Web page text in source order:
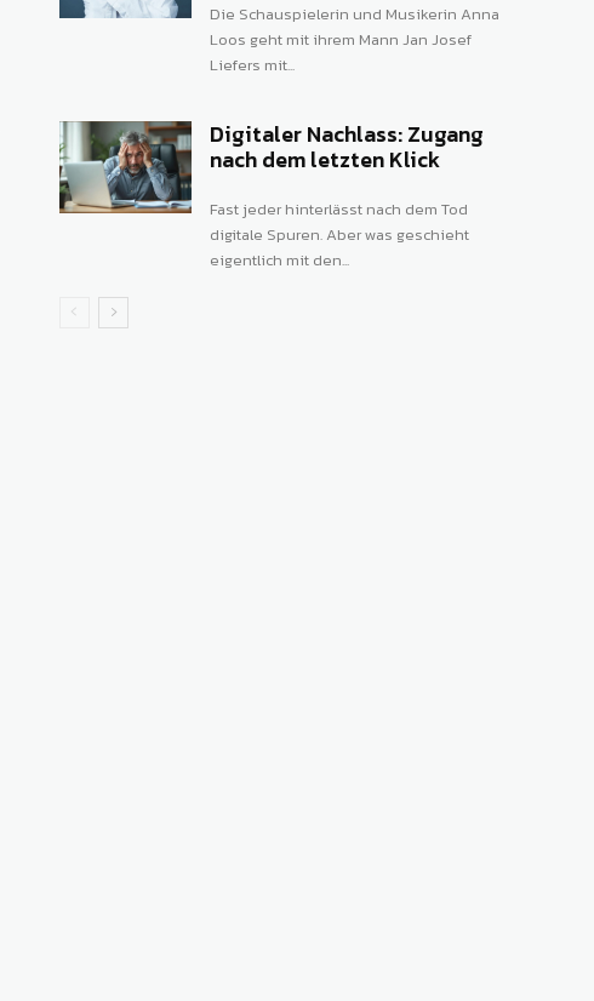
Die Schauspielerin und Musikerin Anna
Loos geht mit ihrem Mann Jan Josef
Liefers mit...
Digitaler Nachlass: Zugang
nach dem letzten Klick
Fast jeder hinterlässt nach dem Tod
digitale Spuren. Aber was geschieht
eigentlich mit den...